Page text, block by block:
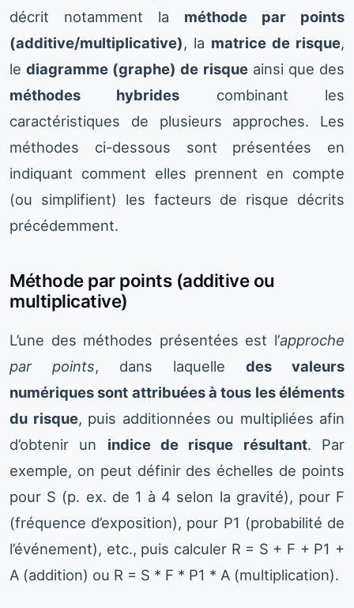
décrit notamment la méthode par points
(additive/multiplicative), la matrice de risque,
lediagramme (graphe) de risqueainsi que des
méthodes hybrides combinant les
caractéristiques de plusieurs approches. Les
méthodes ci-dessous sont présentées en
indiquant comment elles prennent en compte
(ou simplifient) les facteurs de risque décrits
précédemment.
Méthode par points (additive ou
multiplicative)
L’une des méthodes présentées est l’approche
par points, dans laquelle des valeurs
numériques sont attribuées à tous les éléments
du risque, puis additionnées ou multipliées afin
d’obtenir un indice de risque résultant. Par
exemple, on peut définir des échelles de points
pour S (p. ex. de 1 à 4 selon la gravité), pour F
(fréquence d’exposition), pour P1 (probabilité de
l’événement), etc., puis calculer R = S + F + P1 +
A (addition) ou R = S * F * P1 * A (multiplication).